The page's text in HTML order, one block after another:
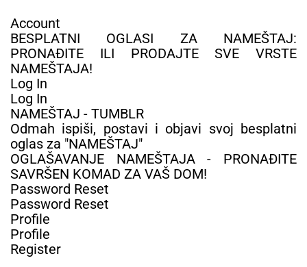
Account
BESPLATNI OGLASI ZA NAMEŠTAJ:
PRONAĐITE ILI PRODAJTE SVE VRSTE
NAMEŠTAJA!
Log In
Log In
NAMEŠTAJ - TUMBLR
Odmah ispiši, postavi i objavi svoj besplatni
oglas za "NAMEŠTAJ"
OGLAŠAVANJE NAMEŠTAJA - PRONAĐITE
SAVRŠEN KOMAD ZA VAŠ DOM!
Password Reset
Password Reset
Profile
Profile
Register